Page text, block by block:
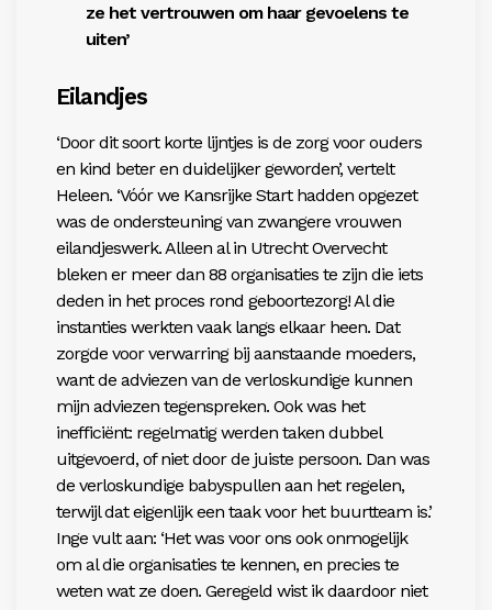
ze het vertrouwen om haar gevoelens te
uiten’
Eilandjes
‘Door dit soort korte lijntjes is de zorg voor ouders
en kind beter en duidelijker geworden’, vertelt
Heleen. ‘Vóór we Kansrijke Start hadden opgezet
was de ondersteuning van zwangere vrouwen
eilandjeswerk. Alleen al in Utrecht Overvecht
bleken er meer dan 88 organisaties te zijn die iets
deden in het proces rond geboortezorg! Al die
instanties werkten vaak langs elkaar heen. Dat
zorgde voor verwarring bij aanstaande moeders,
want de adviezen van de verloskundige kunnen
mijn adviezen tegenspreken. Ook was het
inefficiënt: regelmatig werden taken dubbel
uitgevoerd, of niet door de juiste persoon. Dan was
de verloskundige babyspullen aan het regelen,
terwijl dat eigenlijk een taak voor het buurtteam is.’
Inge vult aan: ‘Het was voor ons ook onmogelijk
om al die organisaties te kennen, en precies te
weten wat ze doen. Geregeld wist ik daardoor niet